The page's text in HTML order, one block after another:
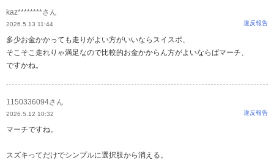
kaz********さん
2026.5.13 11:44 違反報告
多少お金かかっても走りがよい方がいいならスイスポ、
そこそこ走れりゃ満足なので比較的お金かからん方がよいならばマーチ、
ですかね。
1150336094さん
2026.5.12 10:32 違反報告
マーチですね。
スズキってだけでシンプルに選択肢から消える。